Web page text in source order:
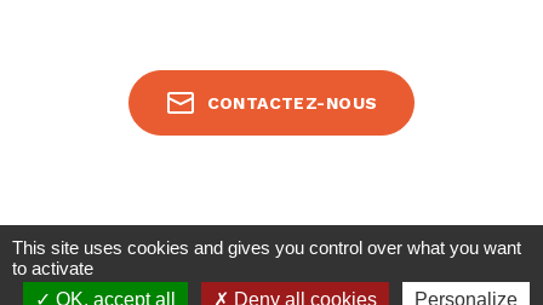
CONTACTEZ-NOUS
This site uses cookies and gives you control over what you want
to activate
OK, accept all
Deny all cookies Personalize